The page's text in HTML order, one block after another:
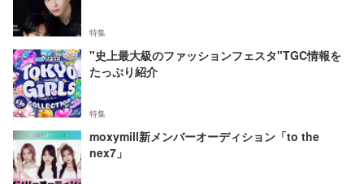
特集
"史上最大級のファッションフェスタ"TGC情報を
たっぷり紹介
特集
moxymill新メンバーオーディション「to the
nex7」